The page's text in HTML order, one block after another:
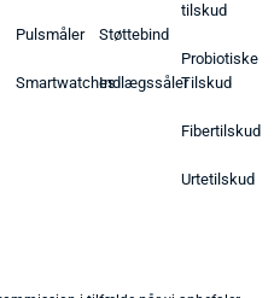
Pulsmåler
Smartwatches
Støttebind
Indlægssåler
tilskud
Probiotiske
Tilskud
Fibertilskud
Urtetilskud